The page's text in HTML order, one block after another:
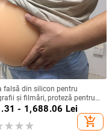
falsă din silicon pentru
și filmări, proteză pentru
burtă de bere
- 1,688.06 Lei
add_shopping_cart